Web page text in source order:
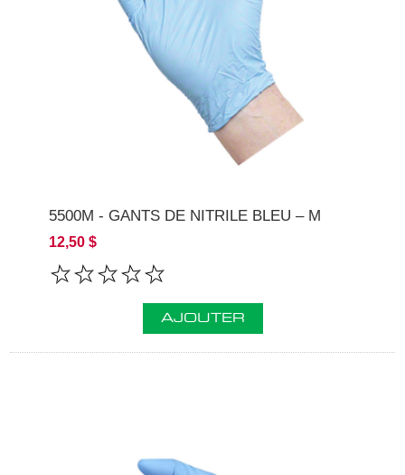
5500M - GANTS DE NITRILE BLEU – M
12,50 $
AJOUTER